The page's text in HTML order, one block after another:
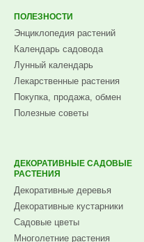
ПОЛЕЗНОСТИ
Энциклопедия растений
Календарь садовода
Лунный календарь
Лекарственные растения
Покупка, продажа, обмен
Полезные советы
ДЕКОРАТИВНЫЕ САДОВЫЕ
РАСТЕНИЯ
Декоративные деревья
Декоративные кустарники
Садовые цветы
Многолетние растения